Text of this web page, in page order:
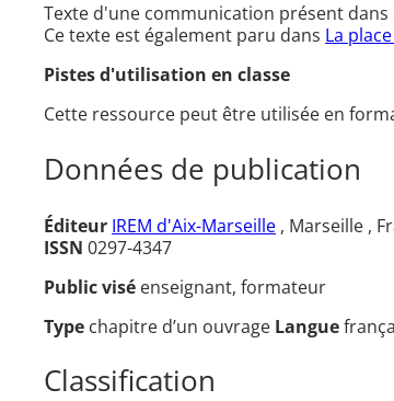
Texte d'une communication présent dans
Ce texte est également paru dans La
Pistes d'utilisation en classe
Cette ressource peut être utilisée en
Données de publication
Éditeur IREM d'Aix-Marseille , Marseille ,
ISSN 0297-4347
Public visé enseignant, formateur
Type chapitre d’un ouvrage Langue
Classification